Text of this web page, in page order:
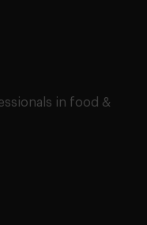
in food &